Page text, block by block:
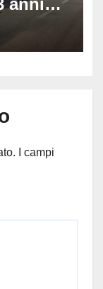
I campi